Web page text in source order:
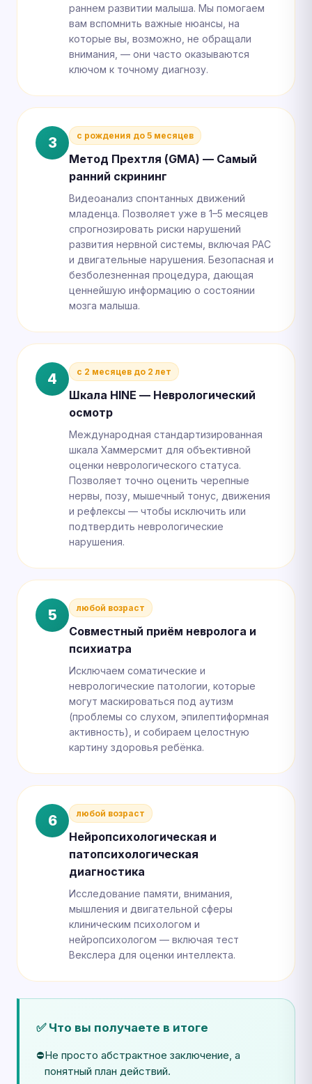
раннем развитии малыша. Мы помогаем
вам вспомнить важные нюансы, на
которые вы, возможно, не обращали
внимания, — они часто оказываются
ключом к точному диагнозу.
3 с рождения до 5 месяцев
Метод Прехтля (GMA) — Самый
ранний скрининг
Видеоанализ спонтанных движений
младенца. Позволяет уже в 1–5 месяцев
спрогнозировать риски нарушений
развития нервной системы, включая РАС
и двигательные нарушения. Безопасная и
безболезненная процедура, дающая
ценнейшую информацию о состоянии
мозга малыша.
4 с 2 месяцев до 2 лет
Шкала HINE — Неврологический
осмотр
Международная стандартизированная
шкала Хаммерсмит для объективной
оценки неврологического статуса.
Позволяет точно оценить черепные
нервы, позу, мышечный тонус, движения
и рефлексы — чтобы исключить или
подтвердить неврологические
нарушения.
5 любой возраст
Совместный приём невролога и
психиатра
Исключаем соматические и
неврологические патологии, которые
могут маскироваться под аутизм
(проблемы со слухом, эпилептиформная
активность), и собираем целостную
картину здоровья ребёнка.
6 любой возраст
Нейропсихологическая и
патопсихологическая
диагностика
Исследование памяти, внимания,
мышления и двигательной сферы
клиническим психологом и
нейропсихологом — включая тест
Векслера для оценки интеллекта.
✅ Что вы получаете в итоге
Не просто абстрактное заключение, а
понятный план действий.